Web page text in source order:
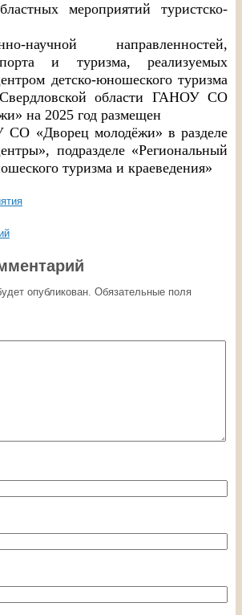
мероприятий туристско-
научной направленностей,
и туризма, реализуемых
детско-юношеского туризма
области ГАНОУ СО
на 2025 год размещен
«Дворец молодёжи» в разделе
подразделе «Региональный
туризма и краеведения»
опубликован. Обязательные поля